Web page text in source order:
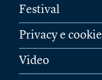
Festival
Privacy e cookie
Video